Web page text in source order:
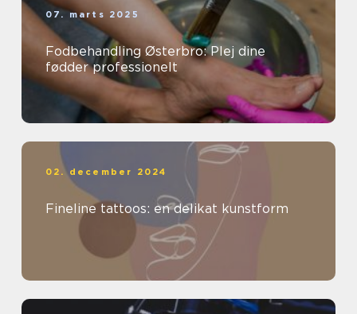
07. marts 2025
Fodbehandling Østerbro: Plej dine
fødder professionelt
02. december 2024
Fineline tattoos: en delikat kunstform